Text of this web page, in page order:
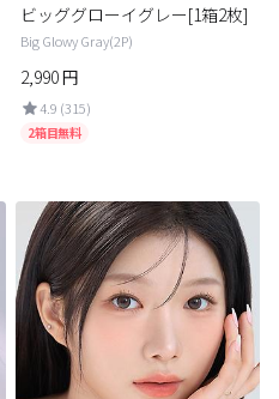
ビッググローイグレー[1箱2枚]
Big Glowy Gray(2P)
2,990円
4.9 (315)
2箱目無料